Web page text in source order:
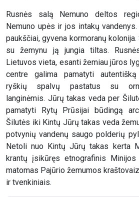
Rusnės salą Nemuno deltos
Nemuno upės ir jos intakų
paukščiai, gyvena kormoranų
su žemynu ją jungia tiltas.
Lietuvos vieta, esanti žemiau jūros
centre galima pamatyti
ryškių spalvų pastatus su
langinėmis. Jūrų takas veda per
pamatyti Rytų Prūsijai būdingą
Šilutės iki Kintų Jūrų takas veda
potvynių vandenų saugo polderių
Netoli nuo Kintų Jūrų takas kerta
krantų įsikūręs etnografinis
matomas Pajūrio žemumos
ir tvenkiniais.